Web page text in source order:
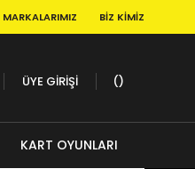
MARKALARIMIZ BIZ KIMIZ
ÜYE GİRİŞİ
KART OYUNLARI